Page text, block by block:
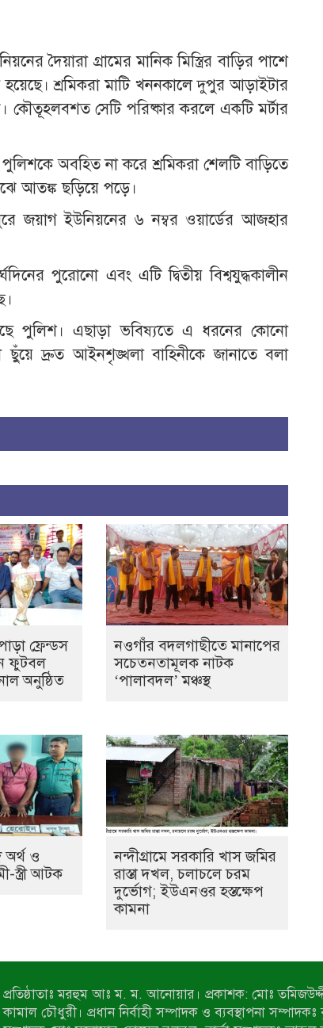
দৈয়ারা গ্রামের মানিক মিস্ত্রির বাড়ির পাশে
শ্রমিকরা মাটি খননকালে দুপুর আড়াইটার
কৌতূহলবশত সেটি পরিষ্কার করলে একটি মর্টার
পুলিশকে অবহিত না করে শ্রমিকরা শেলটি বাড়িতে
আতঙ্ক ছড়িয়ে পড়ে।
জয়াগ ইউনিয়নের ৬ নম্বর ওয়ার্ডের আজহার
পুরোনো এবং এটি দ্বিতীয় বিশ্বযুদ্ধকালীন
পুলিশ। এছাড়া ভবিষ্যতে এ ধরনের কোনো
দ্রুত আইনশৃঙ্খলা বাহিনীকে জানাতে বলা
ফ্রেন্ডস
ফুটবল
অনুষ্ঠিত
নওগাঁর বদলগাছীতে মানাপের
সচেতনতামূলক নাটক
‘পালাবদল’ মঞ্চস্থ
অর্থ ও
স্ত্রী আটক
নন্দীগ্রামে সরকারি খাস জমির
রাস্তা দখল, চলাচলে চরম
দুর্ভোগ; ইউএনওর হস্তক্ষেপ
কামনা
প্রতিষ্ঠাতাঃ মরহুম আঃ ম. ম. আনোয়ার। প্রকাশক: মোঃ
কামাল চৌধুরী। প্রধান নির্বাহী সম্পাদক ও ব্যবস্থাপনা